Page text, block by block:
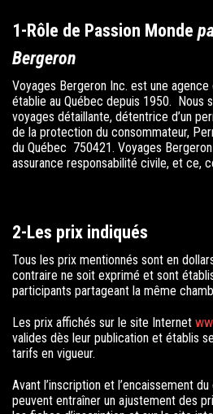
1-Rôle de Passion Monde
Bergeron
Voyages Bergeron Inc. est une
établie au Québec depuis 1950. Nous
voyages détaillante, détentrice d’un
de la protection du consommateur,
du Québec 750421. Voyages
assurance responsabilité civile, et ce,
2-Les prix indiqués
Tous les prix mentionnés sont en
contraire ne soit exprimé et sont
participants partageant la même
Les prix affichés sur le site Internet
valides dès leur publication et établis
tarifs en vigueur.
Avant l’inscription et l’encaissement
peuvent entraîner un ajustement des